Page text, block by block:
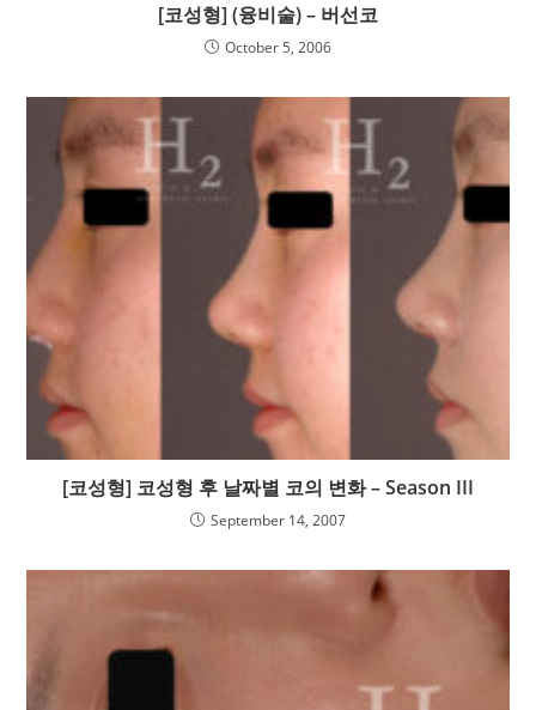
[코성형] (융비술) – 버선코
October 5, 2006
[코성형] 코성형 후 날짜별 코의 변화 – Season III
September 14, 2007